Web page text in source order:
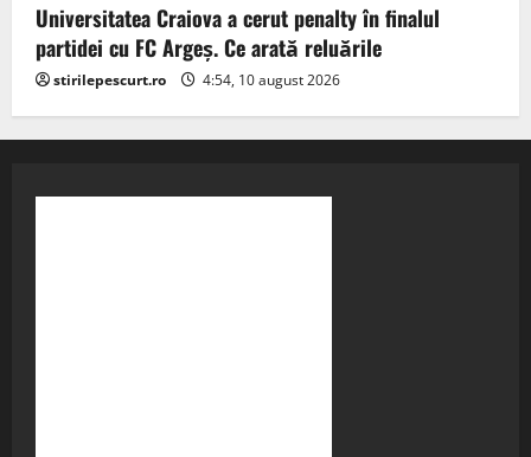
Universitatea Craiova a cerut penalty în finalul
partidei cu FC Argeș. Ce arată reluările
stirilepescurt.ro 4:54, 10 august 2026